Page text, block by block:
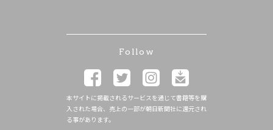
Follow
本サイトに掲載されるサービスを通じて書籍等を購
入された場合、売上の一部が朝日新聞社に還元され
る事があります。